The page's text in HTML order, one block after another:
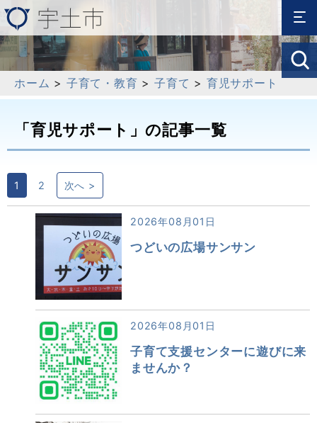
ホーム > 子育て・教育 >子育て > 育児サポート
「育児サポート」の記事一覧
1 2 次へ >
2026年08月01日
つどいの広場サンサン
2026年08月01日
子育て支援センターに遊びに来
ませんか？